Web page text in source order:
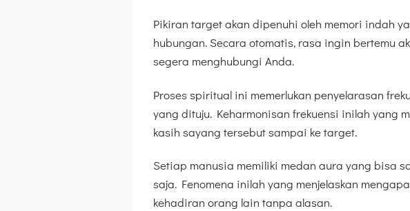
Pikiran target akan dipenuhi oleh memori indah
hubungan. Secara otomatis, rasa ingin bertemu
segera menghubungi Anda.
Proses spiritual ini memerlukan penyelarasan
yang dituju. Keharmonisan frekuensi inilah yang
kasih sayang tersebut sampai ke target.
Setiap manusia memiliki medan aura yang bisa
saja. Fenomena inilah yang menjelaskan
kehadiran orang lain tanpa alasan.